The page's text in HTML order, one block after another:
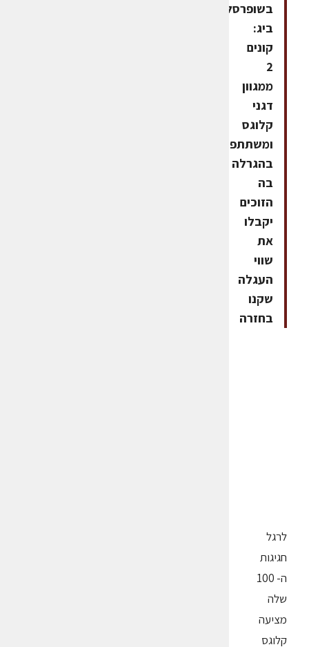
בשופרסל
ביג:
קונים
2
ממגוון
דגני
קלוגס
ומשתתפים
בהגרלה
בה
הזוכים
יקבלו
את
שווי
העגלה
שקנו
בחזרה
לרגל
חגיגות
ה- 100
שלה
מציעה
קלוגס